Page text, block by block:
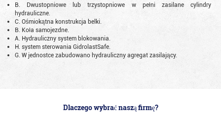
B. Dwustopniowe lub trzystopniowe w pełni zasilane cylindry
hydrauliczne.
C. Ośmiokątna konstrukcja belki.
B. Koła samojezdne.
A. Hydrauliczny system blokowania.
H. system sterowania GidrolastSafe.
G. W jednostce zabudowano hydrauliczny agregat zasilający.
Dlaczego wybrać naszą firmę?